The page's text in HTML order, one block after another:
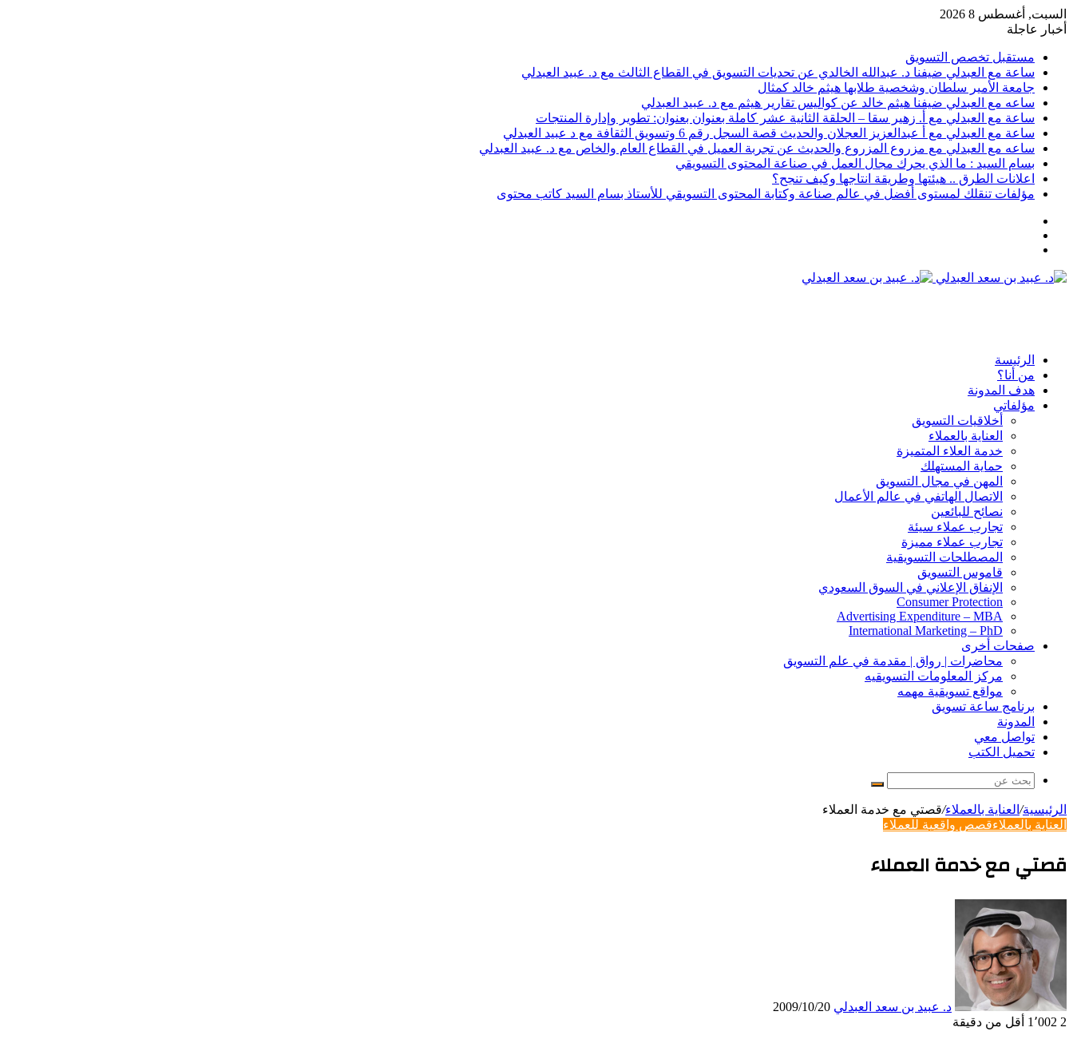
السبت, أغسطس 8 2026
أخبار عاجلة
مستقبل تخصص التسويق
ساعة مع العبدلي ضيفنا د. عبدالله الخالدي عن تحديات التسويق في القطاع الثالث مع د. عبيد العبدلي
جامعة الأمير سلطان وشخصية طلابها هيثم خالد كمثال
ساعه مع العبدلي ضيفنا هيثم خالد عن كواليس تقارير هيثم مع د. عبيد العبدلي
ساعة مع العبدلي مع أ. زهير سقا – الحلقة الثانية عشر كاملة بعنوان بعنوان: تطوير وإدارة المنتجات
ساعة مع العبدلي مع أ عبدالعزيز العجلان والحديث قصة السجل رقم 6 وتسويق الثقافة مع د عبيد العبدلي
ساعه مع العبدلي مع مزروع المزروع والحديث عن تجربة العميل في القطاع العام والخاص مع د. عبيد العبدلي
بسام السيد : ما الذي يحرك مجال العمل في صناعة المحتوى التسويقي
اعلانات الطرق .. هيئتها وطريقة انتاجها وكيف تنجح؟
مؤلفات تنقلك لمستوى أفضل في عالم صناعة وكتابة المحتوى التسويقي للأستاذ بسام السيد كاتب محتوى
القائمة
الرئيسة
من أنا؟
هدف المدونة
مؤلفاتي
أخلاقيات التسويق
العناية بالعملاء
خدمة العلاء المتميزة
حماية المستهلك
المهن في مجال التسويق
الاتصال الهاتفي في عالم الأعمال
نصائح للبائعين
تجارب عملاء سيئة
تجارب عملاء مميزة
المصطلحات التسويقية
قاموس التسويق
الإنفاق الإعلاني في السوق السعودي
Consumer Protection
Advertising Expenditure – MBA
International Marketing – PhD
صفحات أخرى
محاضرات | رواق | مقدمة في علم التسويق
مركز المعلومات التسويقيه
مواقع تسويقية مهمه
برنامج ساعة تسويق
المدونة
تواصل معي
تحميل الكتب
بحث
الرئيسية/ العناية بالعملاء/قصتي مع خدمة العملاء
العناية بالعملاءقصص واقعية للعملاء
قصتي مع خدمة العملاء
د. عبيد بن سعد العبدلي 2009/10/20
2
أقل من دقيقة